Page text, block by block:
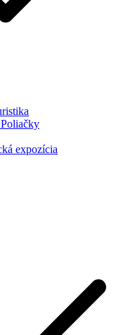
expozícia